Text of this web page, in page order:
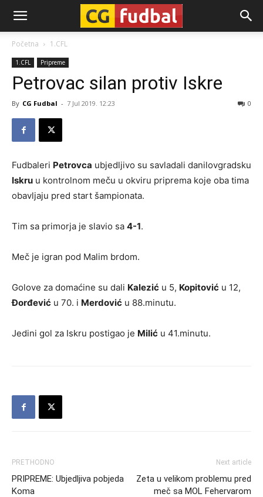
CG-
Fudbal
Početna 1.CFL
1.CFL Pripreme
Petrovac silan protiv Iskre
By CG Fudbal - 7 Jul 2019. 12:23 0
Fudbaleri Petrovca ubjedljivo su savladali danilovgradsku
Iskru u kontrolnom meču u okviru priprema koje oba tima
obavljaju pred start šampionata.
Tim sa primorja je slavio sa 4-1.
Meč je igran pod Malim brdom.
Golove za domaćine su dali Kalezić u 5, Kopitović u 12,
Đorđević u 70. i Merdović u 88.minutu.
Jedini gol za Iskru postigao je Milić u 41.minutu.
PRETHODNO
PRIPREME: Ubjedljiva pobjeda
Koma
Next article
Zeta u velikom problemu pred
meč sa MOL Fehervarom